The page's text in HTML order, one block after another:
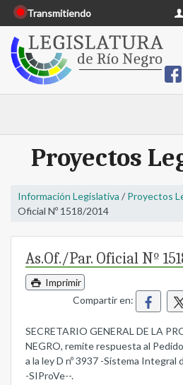
Transmitiendo
Proyectos
Información Legislativa / Proyectos
Oficial Nº 1518/2014
As.Of./Par. Oficial Nº
Imprimir
Compartir en:
SECRETARIO GENERAL DE LA
NEGRO, remite respuesta al
a la ley D nº 3937 -Sistema Integral
-SIProVe--.